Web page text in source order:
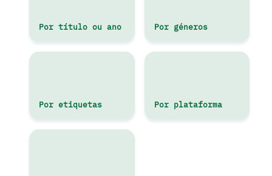
Por título ou ano Por géneros
Por etiquetas Por plataforma